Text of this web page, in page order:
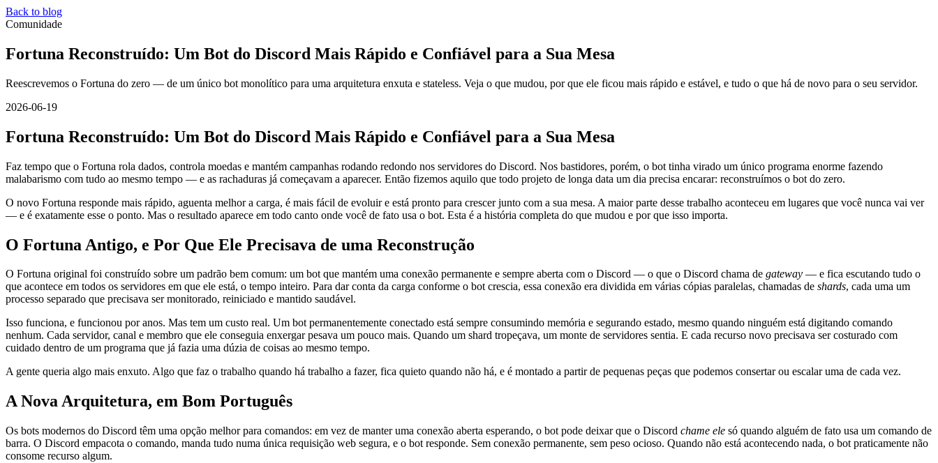
Back to blog
Comunidade
Fortuna Reconstruído: Um Bot do Discord Mais Rápido e Confiável para a Sua Mesa
Reescrevemos o Fortuna do zero — de um único bot monolítico para uma arquitetura enxuta e stateless. Veja o que mudou, por que ele ficou mais rápido e estável, e tudo o que há de novo para o seu servidor.
2026-06-19
Fortuna Reconstruído: Um Bot do Discord Mais Rápido e Confiável para a Sua Mesa
Faz tempo que o Fortuna rola dados, controla moedas e mantém campanhas rodando redondo nos servidores do Discord. Nos bastidores, porém, o bot tinha virado um único programa enorme fazendo
malabarismo com tudo ao mesmo tempo — e as rachaduras já começavam a aparecer. Então fizemos aquilo que todo projeto de longa data um dia precisa encarar: reconstruímos o bot do zero.
O novo Fortuna responde mais rápido, aguenta melhor a carga, é mais fácil de evoluir e está pronto para crescer junto com a sua mesa. A maior parte desse trabalho aconteceu em lugares que você nunca vai ver
— e é exatamente esse o ponto. Mas o resultado aparece em todo canto onde você de fato usa o bot. Esta é a história completa do que mudou e por que isso importa.
O Fortuna Antigo, e Por Que Ele Precisava de uma Reconstrução
O Fortuna original foi construído sobre um padrão bem comum: um bot que mantém uma conexão permanente e sempre aberta com o Discord — o que o Discord chama de gateway — e fica escutando tudo o
que acontece em todos os servidores em que ele está, o tempo inteiro. Para dar conta da carga conforme o bot crescia, essa conexão era dividida em várias cópias paralelas, chamadas de shards, cada uma um
processo separado que precisava ser monitorado, reiniciado e mantido saudável.
Isso funciona, e funcionou por anos. Mas tem um custo real. Um bot permanentemente conectado está sempre consumindo memória e segurando estado, mesmo quando ninguém está digitando comando
nenhum. Cada servidor, canal e membro que ele conseguia enxergar pesava um pouco mais. Quando um shard tropeçava, um monte de servidores sentia. E cada recurso novo precisava ser costurado com
cuidado dentro de um programa que já fazia uma dúzia de coisas ao mesmo tempo.
A gente queria algo mais enxuto. Algo que faz o trabalho quando há trabalho a fazer, fica quieto quando não há, e é montado a partir de pequenas peças que podemos consertar ou escalar uma de cada vez.
A Nova Arquitetura, em Bom Português
Os bots modernos do Discord têm uma opção melhor para comandos: em vez de manter uma conexão aberta esperando, o bot pode deixar que o Discord chame ele só quando alguém de fato usa um comando de
barra. O Discord empacota o comando, manda tudo numa única requisição web segura, e o bot responde. Sem conexão permanente, sem peso ocioso. Quando não está acontecendo nada, o bot praticamente não
consome recurso algum.